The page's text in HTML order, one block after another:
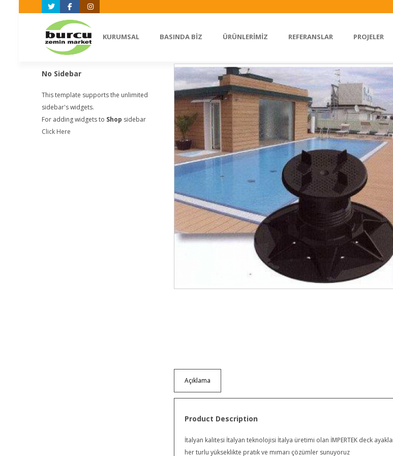
Twitter Facebook
KURUMSAL BASINDA BİZ ÜRÜNLERİMİZ REFERANSLAR PROJELER
No Sidebar
This template supports the unlimited
sidebar's widgets.
For adding widgets to Shop sidebar
Click Here
Açıklama
Product Description
İtalyan kalitesi İtalyan teknolojisi İtalya üretimi olan İMPERTEK deck
her turlu yükseklikte pratık ve mımarı çözümler sunuyoruz